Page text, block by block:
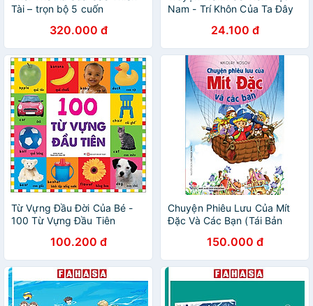
Tài – trọn bộ 5 cuốn
320.000 đ
Nam - Trí Khôn Của Ta Đây
24.100 đ
Từ Vựng Đầu Đời Của Bé -
100 Từ Vựng Đầu Tiên
100.200 đ
Chuyện Phiêu Lưu Của Mít
Đặc Và Các Bạn (Tái Bản
150.000 đ